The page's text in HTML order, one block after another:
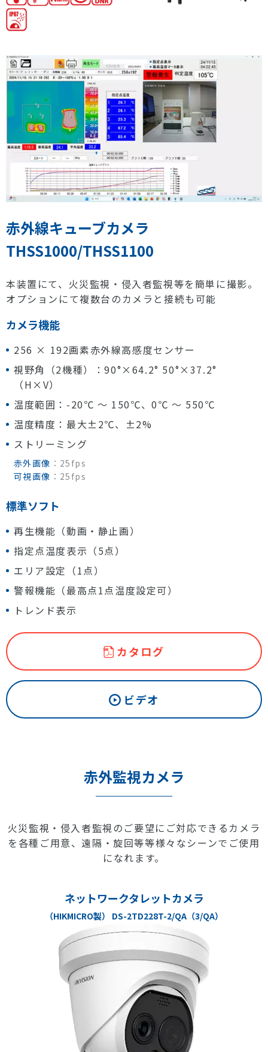
赤外線キューブカメラ
THSS1000/THSS1100
本装置にて、火災監視・侵入者監視等を簡単に撮影。
オプションにて複数台のカメラと接続も可能
カメラ機能
256 × 192画素赤外線高感度センサー
視野角（2機種）：90°×64.2° 50°×37.2°
（H×V）
温度範囲：-20℃ ～ 150℃、0℃ ～ 550℃
温度精度：最大±2℃、±2%
ストリーミング
赤外画像 ：25fps
可視画像 ：25fps
標準ソフト
再生機能（動画・静止画）
指定点温度表示（5点）
エリア設定（1点）
警報機能（最高点1点温度設定可）
トレンド表示
カタログ
ビデオ
赤外監視カメラ
火災監視・侵入者監視のご要望にご対応できるカメラ
を各種ご用意、遠隔・旋回等等様々なシーンでご使用
になれます。
ネットワークタレットカメラ
（HIKMICRO製） DS-2TD228T-2/QA（3/QA）